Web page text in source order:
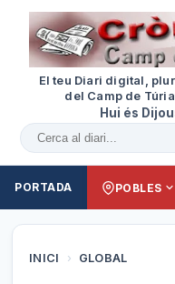
El teu Diari digital,
del Camp de
Hui és
Cercar al diari
PORTADA POBLES
INICI › GLOBAL